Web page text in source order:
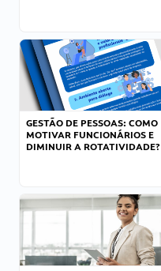
GESTÃO DE PESSOAS: COMO
MOTIVAR FUNCIONÁRIOS E
DIMINUIR A ROTATIVIDADE?